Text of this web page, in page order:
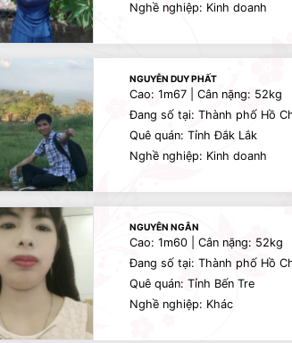
Nghề nghiệp: Kinh doanh
NGUYỄN DUY PHẤT
Cao: 1m67 | Cân nặng: 52kg
Đang số tại: Thành phố Hồ
Quê quán: Tỉnh Đắk Lắk
Nghề nghiệp: Kinh doanh
NGUYÊN NGÂN
Cao: 1m60 | Cân nặng: 52kg
Đang số tại: Thành phố Hồ
Quê quán: Tỉnh Bến Tre
Nghề nghiệp: Khác